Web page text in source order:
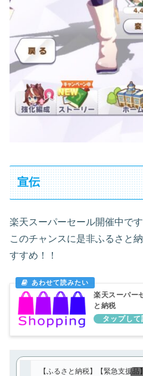
宣伝
楽天スーパーセール開催中で
このチャンスに是非ふるさと
すすめ！！
楽天スーパー
と納税
【ふるさと納税】【緊急支援